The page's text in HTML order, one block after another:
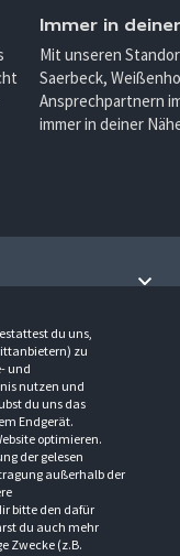
du uns,
zu
und
nutzen und
du uns das
Endgerät.
optimieren.
der gelesen
außerhalb der
bitte den dafür
du auch mehr
Zwecke (z.B.
Immer in
Mit unseren
Saerbeck,
Ansprechpartnern
immer in deiner